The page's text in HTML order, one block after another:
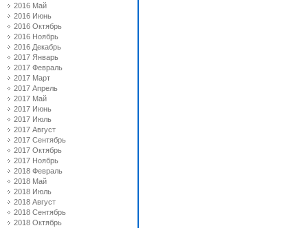
2016 Май
2016 Июнь
2016 Октябрь
2016 Ноябрь
2016 Декабрь
2017 Январь
2017 Февраль
2017 Март
2017 Апрель
2017 Май
2017 Июнь
2017 Июль
2017 Август
2017 Сентябрь
2017 Октябрь
2017 Ноябрь
2018 Февраль
2018 Май
2018 Июль
2018 Август
2018 Сентябрь
2018 Октябрь